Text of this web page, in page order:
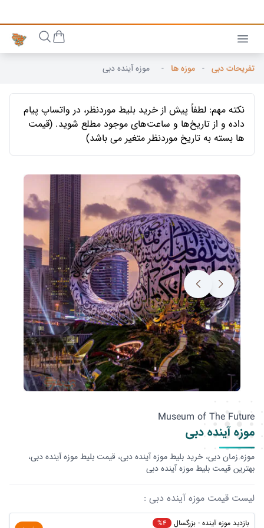
تفریحات دبی - موزه ها - موزه آینده دبی
نکته مهم: لطفاً پیش از خرید بلیط موردنظر، در واتساپ پیام
داده و از تاریخ‌ها و ساعت‌های موجود مطلع شوید. (قیمت
ها بسته به تاریخ موردنظر متغیر می باشد)
Museum of The Future
موزه آینده دبی
موزه زمان دبی، خرید بلیط موزه آینده دبی، قیمت بلیط موزه آینده دبی،
بهترین قیمت بلیط موزه آینده دبی
لیست قیمت موزه آینده دبی :
بازدید موزه آینده - بزرگسال
%4